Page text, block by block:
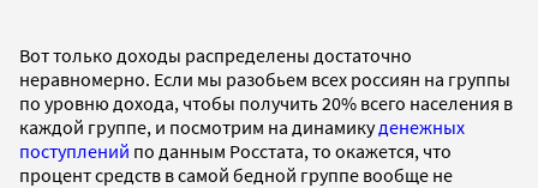
Вот только доходы распределены достаточно
неравномерно. Если мы разобьем всех россиян на группы
по уровню дохода, чтобы получить 20% всего населения в
каждой группе, и посмотрим на динамикуденежных
поступлений по данным Росстата, то окажется, что
процент средств в самой бедной группе вообще не